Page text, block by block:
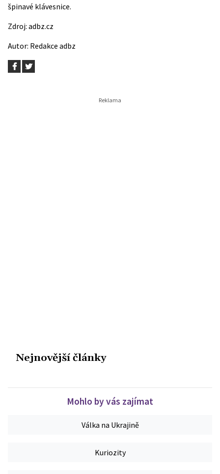
špinavé klávesnice.
Zdroj: adbz.cz
Autor: Redakce adbz
Nejnovější články
Mohlo by vás zajímat
Válka na Ukrajině
Kuriozity